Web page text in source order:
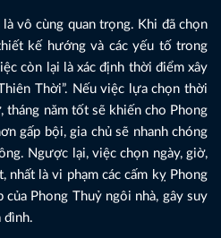
vô cùng quan trọng. Khi đã chọn
kế hướng và các yếu tố trong
còn lại là xác định thời điểm xây
Thời”. Nếu việc lựa chọn thời
tháng năm tốt sẽ khiến cho Phong
gấp bội, gia chủ sẽ nhanh chóng
Ngược lại, việc chọn ngày, giờ,
nhất là vi phạm các cấm kỵ Phong
Phong Thuỷ ngôi nhà, gây suy
đình.